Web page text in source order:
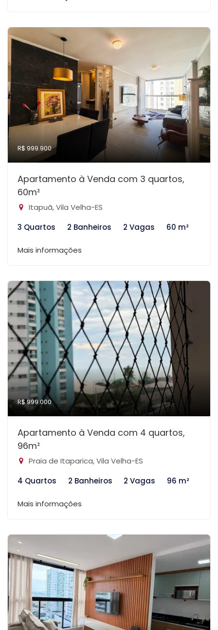
R$ 999.900
Apartamento à Venda com 3 quartos,
60m²
Itapuã, Vila Velha-ES
3 Quartos
2 Banheiros 2 Vagas 60 m²
Mais informações
R$ 999.000
Apartamento à Venda com 4 quartos,
96m²
Praia de Itaparica, Vila Velha-ES
4 Quartos
2 Banheiros 2 Vagas 96 m²
Mais informações